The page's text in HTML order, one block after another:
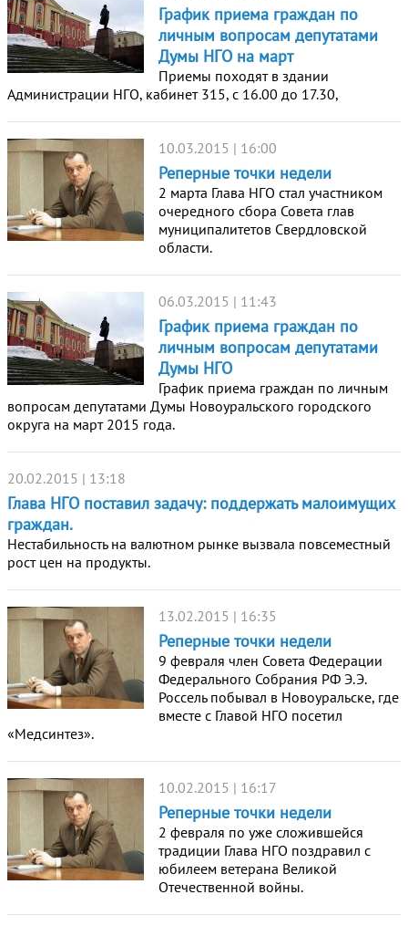
График приема граждан по
личным вопросам депутатами
Думы НГО на март
Приемы походят в здании
Администрации НГО, кабинет 315, с 16.00 до 17.30,
10.03.2015 | 16:00
Реперные точки недели
2 марта Глава НГО стал участником
очередного сбора Совета глав
муниципалитетов Свердловской
области.
06.03.2015 | 11:43
График приема граждан по
личным вопросам депутатами
Думы НГО
График приема граждан по личным
вопросам депутатами Думы Новоуральского городского
округа на март 2015 года.
20.02.2015 | 13:18
Глава НГО поставил задачу: поддержать малоимущих
граждан.
Нестабильность на валютном рынке вызвала повсеместный
рост цен на продукты.
13.02.2015 | 16:35
Реперные точки недели
9 февраля член Совета Федерации
Федерального Собрания РФ Э.Э.
Россель побывал в Новоуральске, где
вместе с Главой НГО посетил
«Медсинтез».
10.02.2015 | 16:17
Реперные точки недели
2 февраля по уже сложившейся
традиции Глава НГО поздравил с
юбилеем ветерана Великой
Отечественной войны.